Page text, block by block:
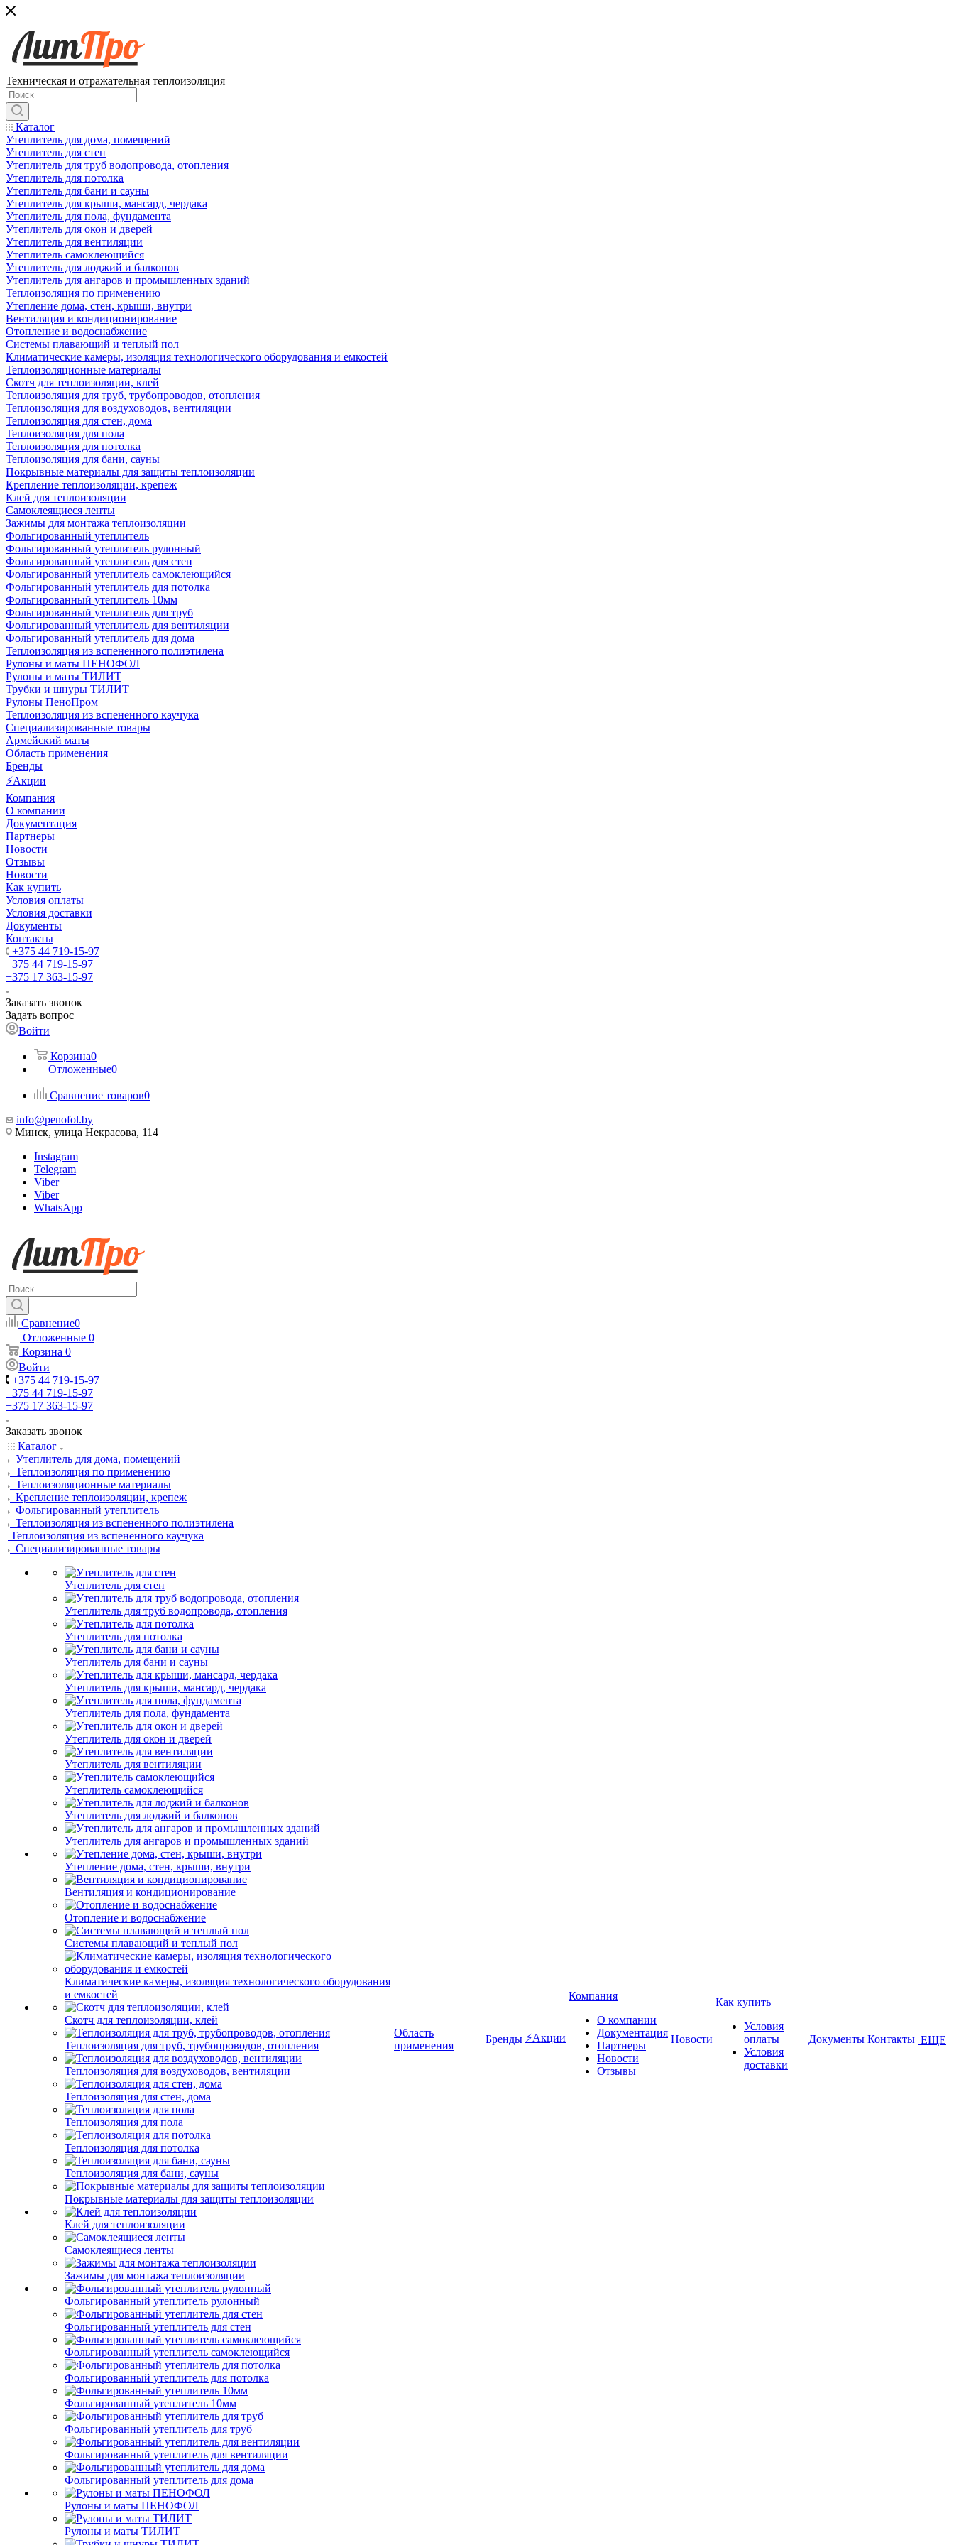
Техническая и отражательная теплоизоляция
Каталог
Утеплитель для дома, помещений
Утеплитель для стен
Утеплитель для труб водопровода, отопления
Утеплитель для потолка
Утеплитель для бани и сауны
Утеплитель для крыши, мансард, чердака
Утеплитель для пола, фундамента
Утеплитель для окон и дверей
Утеплитель для вентиляции
Утеплитель самоклеющийся
Утеплитель для лоджий и балконов
Утеплитель для ангаров и промышленных зданий
Теплоизоляция по применению
Утепление дома, стен, крыши, внутри
Вентиляция и кондиционирование
Отопление и водоснабжение
Системы плавающий и теплый пол
Климатические камеры, изоляция технологического оборудования и емкостей
Теплоизоляционные материалы
Скотч для теплоизоляции, клей
Теплоизоляция для труб, трубопроводов, отопления
Теплоизоляция для воздуховодов, вентиляции
Теплоизоляция для стен, дома
Теплоизоляция для пола
Теплоизоляция для потолка
Теплоизоляция для бани, сауны
Покрывные материалы для защиты теплоизоляции
Крепление теплоизоляции, крепеж
Клей для теплоизоляции
Самоклеящиеся ленты
Зажимы для монтажа теплоизоляции
Фольгированный утеплитель
Фольгированный утеплитель рулонный
Фольгированный утеплитель для стен
Фольгированный утеплитель самоклеющийся
Фольгированный утеплитель для потолка
Фольгированный утеплитель 10мм
Фольгированный утеплитель для труб
Фольгированный утеплитель для вентиляции
Фольгированный утеплитель для дома
Теплоизоляция из вспененного полиэтилена
Рулоны и маты ПЕНОФОЛ
Рулоны и маты ТИЛИТ
Трубки и шнуры ТИЛИТ
Рулоны ПеноПром
Теплоизоляция из вспененного каучука
Специализированные товары
Армейский маты
Область применения
Бренды
⚡Акции
Компания
О компании
Документация
Партнеры
Новости
Отзывы
Новости
Как купить
Условия оплаты
Условия доставки
Документы
Контакты
+375 44 719-15-97
+375 44 719-15-97
+375 17 363-15-97
Заказать звонок
Задать вопрос
Войти
Корзина0
Отложенные0
Сравнение товаров0
info@penofol.by
Минск, улица Некрасова, 114
Instagram
Telegram
Viber
Viber
WhatsApp
Сравнение0
Отложенные 0
Корзина 0
Войти
+375 44 719-15-97
+375 44 719-15-97
+375 17 363-15-97
Заказать звонок
Каталог
Утеплитель для дома, помещений
Теплоизоляция по применению
Теплоизоляционные материалы
Крепление теплоизоляции, крепеж
Фольгированный утеплитель
Теплоизоляция из вспененного полиэтилена
Теплоизоляция из вспененного каучука
Специализированные товары
Утеплитель для стен
Утеплитель для труб водопровода, отопления
Утеплитель для потолка
Утеплитель для бани и сауны
Утеплитель для крыши, мансард, чердака
Утеплитель для пола, фундамента
Утеплитель для окон и дверей
Утеплитель для вентиляции
Утеплитель самоклеющийся
Утеплитель для лоджий и балконов
Утеплитель для ангаров и промышленных зданий
Утепление дома, стен, крыши, внутри
Вентиляция и кондиционирование
Отопление и водоснабжение
Системы плавающий и теплый пол
Климатические камеры, изоляция технологического оборудования
и емкостей
Скотч для теплоизоляции, клей
Теплоизоляция для труб, трубопроводов, отопления
Теплоизоляция для воздуховодов, вентиляции
Теплоизоляция для стен, дома
Теплоизоляция для пола
Теплоизоляция для потолка
Теплоизоляция для бани, сауны
Покрывные материалы для защиты теплоизоляции
Клей для теплоизоляции
Самоклеящиеся ленты
Зажимы для монтажа теплоизоляции
Фольгированный утеплитель рулонный
Фольгированный утеплитель для стен
Фольгированный утеплитель самоклеющийся
Фольгированный утеплитель для потолка
Фольгированный утеплитель 10мм
Фольгированный утеплитель для труб
Фольгированный утеплитель для вентиляции
Фольгированный утеплитель для дома
Рулоны и маты ПЕНОФОЛ
Рулоны и маты ТИЛИТ
Область
применения
Бренды ⚡Акции
Компания
О компании
Документация
Партнеры
Новости
Отзывы
Новости
Как купить
Условия
оплаты
Условия
доставки
Документы Контакты
+
ЕЩЕ